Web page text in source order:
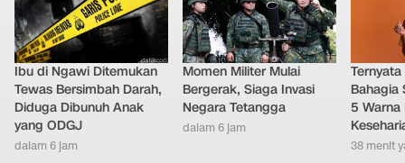
Ibu di Ngawi Ditemukan
Tewas Bersimbah Darah,
Diduga Dibunuh Anak
yang ODGJ
dalam 6 jam
Momen Militer Mulai
Bergerak, Siaga Invasi
Negara Tetangga
dalam 6 jam
Bahagia
5
38 menit